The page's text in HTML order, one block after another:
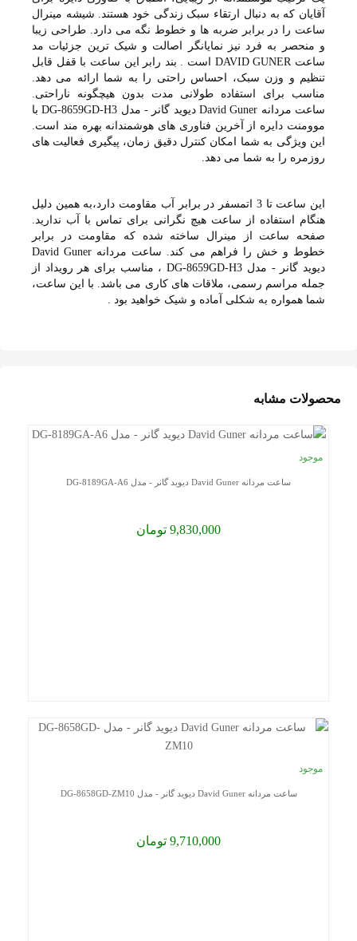
آقایان که به دنبال ارتقاء سبک زندگی خود هستند. شیشه مینرال
ساعت را در برابر ضربه ها و خطوط نگه می دارد. طراحی زیبا
و منحصر به فرد نیز نمایانگر اصالت و شیک ترین جزئیات مد
ساعت DAVID GUNER است . بند رابر این ساعت با قفل قابل
تنظیم و وزن سبک، احساس راحتی را به شما ارائه می دهد.
مناسب برای استفاده طولانی مدت بدون هیچگونه ناراحتی.
ساعت مردانه David Guner دیوید گانر - مدل DG-8659GD-H3 با
موومنت دایره از آخرین فناوری های هوشمندانه بهره مند است.
این ویژگی به شما امکان کنترل دقیق زمان، پیگیری فعالیت های
روزمره را به شما می دهد.
این ساعت تا 3 اتمسفر در برابر آب مقاومت دارد،به همین دلیل
هنگام استفاده از ساعت هیچ نگرانی برای تماس با آب ندارید.
صفحه ساعت از مینرال ساخته شده که مقاومت در برابر
خطوط و خش را فراهم می کند. ساعت مردانه David Guner
دیوید گانر - مدل DG-8659GD-H3 ، مناسب برای هر رویداد از
جمله مراسم رسمی، ملاقات های کاری می باشد. با این ساعت،
شما همواره به شکلی آماده و شیک خواهید بود .
محصولات مشابه
موجود
ساعت مردانه David Guner دیوید گانر - مدل DG-8189GA-A6
9,830,000 تومان
موجود
ساعت مردانه David Guner دیوید گانر - مدل DG-8658GD-ZM10
9,710,000 تومان